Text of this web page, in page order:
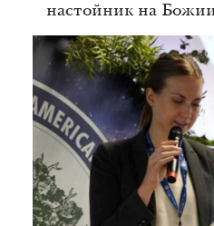
настойник на